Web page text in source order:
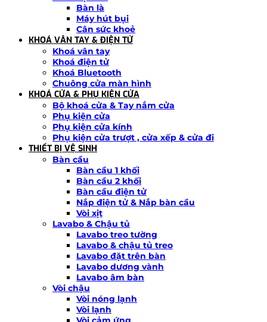
Bàn là
Máy hút bụi
Cân sức khoẻ
KHOÁ VÂN TAY & ĐIỆN TỬ
Khoá vân tay
Khoá điện tử
Khoá Bluetooth
Chuông cửa màn hình
KHOÁ CỬA & PHỤ KIỆN CỬA
Bộ khoá cửa & Tay nắm cửa
Phụ kiện cửa
Phụ kiện cửa kính
Phụ kiện cửa trượt , cửa xếp & cửa đi
THIẾT BỊ VỆ SINH
Bàn cầu
Bàn cầu 1 khối
Bàn cầu 2 khối
Bàn cầu điện tử
Nắp điện tử & Nắp bàn cầu
Vòi xịt
Lavabo & Chậu tủ
Lavabo treo tường
Lavabo & chậu tủ treo
Lavabo đặt trên bàn
Lavabo dương vành
Lavabo âm bàn
Vòi chậu
Vòi nóng lạnh
Vòi lạnh